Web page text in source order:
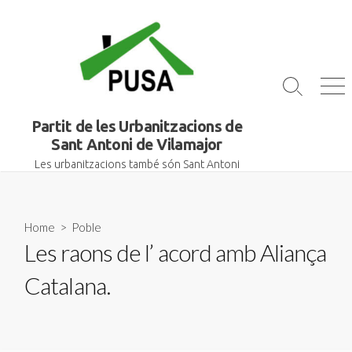
Partit de les Urbanitzacions de
Sant Antoni de Vilamajor
Les urbanitzacions també són Sant Antoni
Search
Home > Poble
Les raons de l’ acord amb Aliança
Catalana.